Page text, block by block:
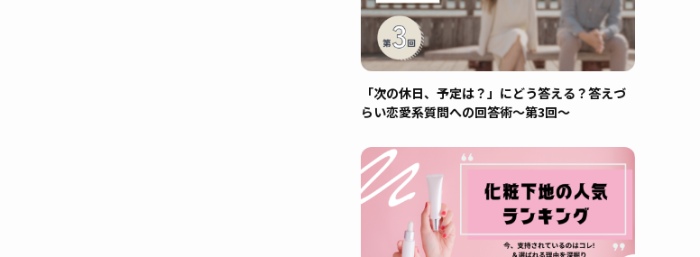
「次の休日、予定は？」にどう答える？答えづ
らい恋愛系質問への回答術～第3回～